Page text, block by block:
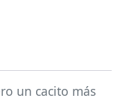
un cacito más